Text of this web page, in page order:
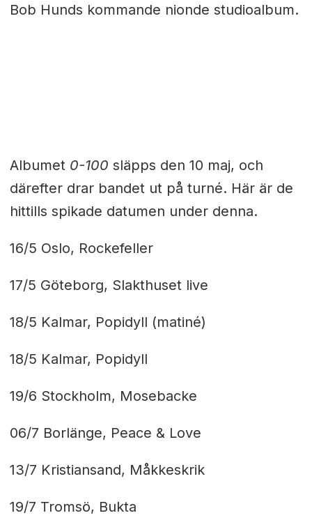
Bob Hunds kommande nionde studioalbum.
Albumet0-100 släpps den 10 maj, och
därefter drar bandet ut på turné. Här är de
hittills spikade datumen under denna.
16/5 Oslo, Rockefeller
17/5 Göteborg, Slakthuset live
18/5 Kalmar, Popidyll (matiné)
18/5 Kalmar, Popidyll
19/6 Stockholm, Mosebacke
06/7 Borlänge, Peace & Love
13/7 Kristiansand, Måkkeskrik
19/7 Tromsö, Bukta